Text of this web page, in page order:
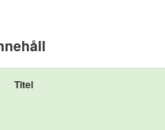
Titel